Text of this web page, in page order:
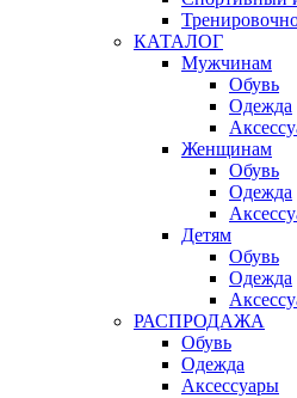
КАТАЛОГ
Мужчинам
Обувь
Одежда
Женщинам
Обувь
Одежда
Детям
Обувь
Одежда
РАСПРОДАЖА
Обувь
Одежда
Аксессуары